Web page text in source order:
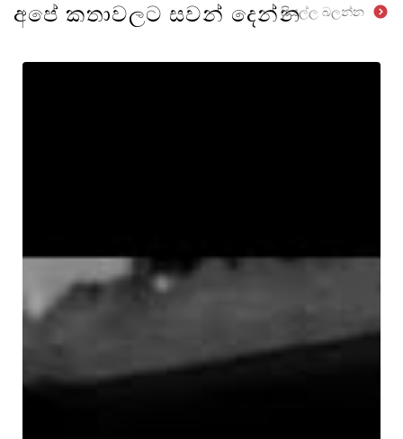
අපේ කතාවලට සවන් දෙන්නසියල්ල බලන්න